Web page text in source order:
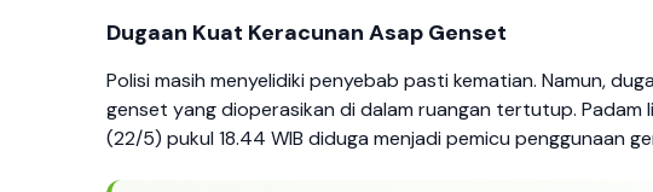
Dugaan Kuat Keracunan Asap Genset
Polisi masih menyelidiki penyebab pasti kematian. Namun,
genset yang dioperasikan di dalam ruangan tertutup. Padam
(22/5) pukul 18.44 WIB diduga menjadi pemicu penggunaan